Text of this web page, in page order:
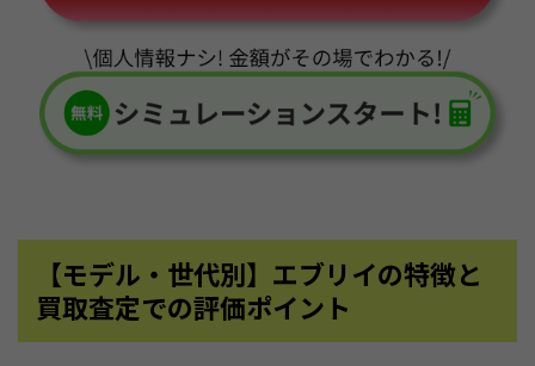
【モデル・世代別】エブリイの特徴と
買取査定での評価ポイント